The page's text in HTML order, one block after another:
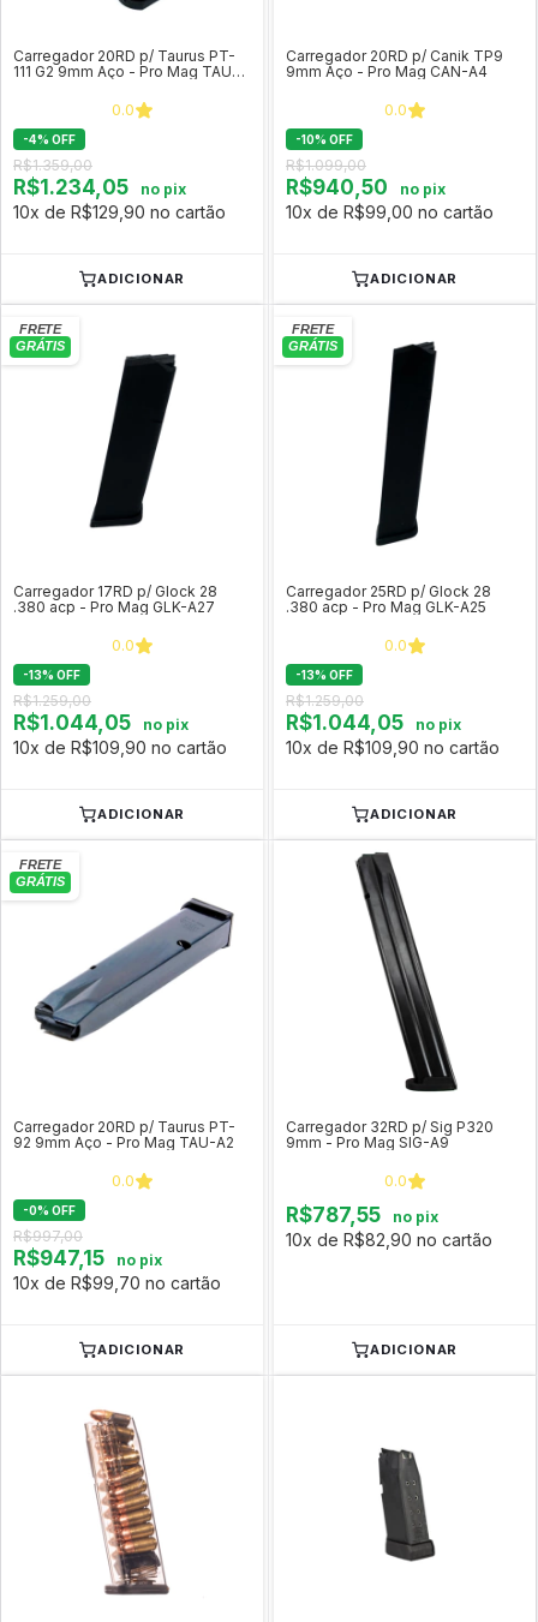
Carregador 20RD p/ Taurus PT-
111 G2 9mm Aço - Pro Mag TAU-
0.0
-4% OFF
R$1.359,00
R$1.234,05 no pix
10x de R$129,90 no cartão
ADICIONAR
Carregador 20RD p/ Canik TP9
9mm Aço - Pro Mag CAN-A4
0.0
-10% OFF
R$1.099,00
R$940,50 no pix
10x de R$99,00 no cartão
ADICIONAR
Carregador 17RD p/ Glock 28
.380 acp - Pro Mag GLK-A27
0.0
-13% OFF
R$1.259,00
R$1.044,05 no pix
10x de R$109,90 no cartão
ADICIONAR
Carregador 25RD p/ Glock 28
.380 acp - Pro Mag GLK-A25
0.0
-13% OFF
R$1.259,00
R$1.044,05 no pix
10x de R$109,90 no cartão
ADICIONAR
Carregador 20RD p/ Taurus PT-
92 9mm Aço - Pro Mag TAU-A2
0.0
-0% OFF
R$997,00
R$947,15 no pix
10x de R$99,70 no cartão
ADICIONAR
Carregador 32RD p/ Sig P320
9mm - Pro Mag SIG-A9
0.0
R$787,55 no pix
10x de R$82,90 no cartão
ADICIONAR